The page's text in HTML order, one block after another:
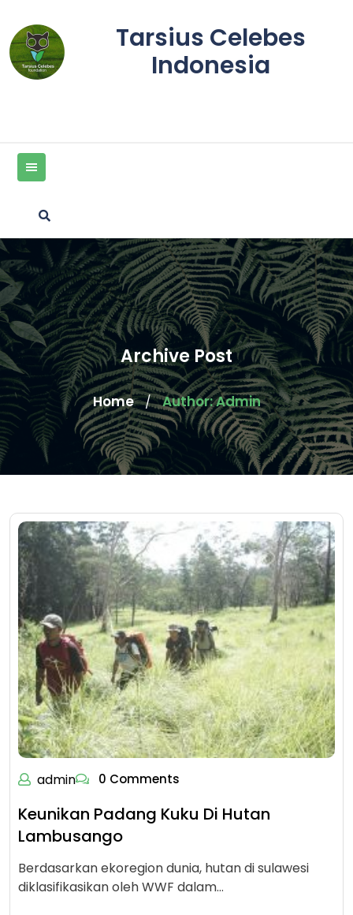
content
Tarsius Celebes
Indonesia
Archive Post
Home / Author: Admin
admin 0 Comments
Keunikan Padang Kuku Di Hutan
Lambusango
Berdasarkan ekoregion dunia, hutan di sulawesi
diklasifikasikan oleh WWF dalam…